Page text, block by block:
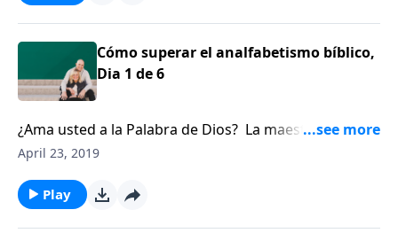
Cómo superar el analfabetismo bíblico,
Dia 1 de 6
¿Ama usted a la Palabra de Dios? La maestra de la
Biblia, Jen Wilkin, comunica su preocupación por el
del cuerpo de Cristo.
April 23, 2019
Play